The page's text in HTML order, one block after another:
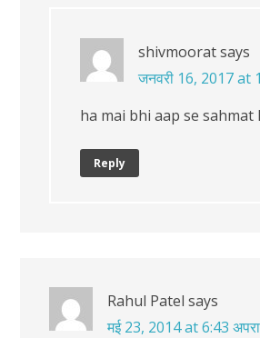
shivmooratsays
जनवरी 16, 2017 at
ha mai bhi aap se sahmat
Reply
Rahul Patel says
मई 23, 2014 at 6:43